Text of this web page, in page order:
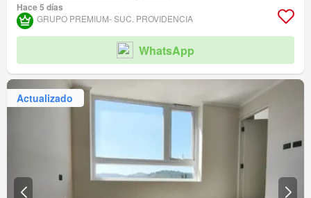
Hace 5 días
GRUPO PREMIUM- SUC. PROVIDENCIA
WhatsApp
Actualizado